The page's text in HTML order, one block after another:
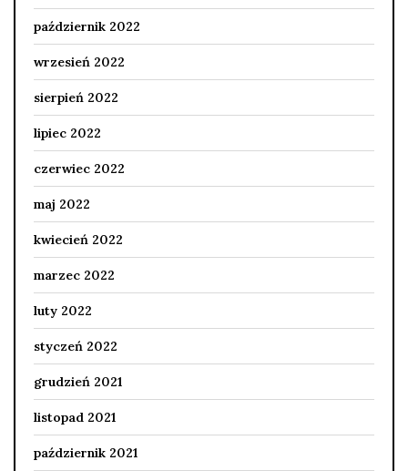
październik 2022
wrzesień 2022
sierpień 2022
lipiec 2022
czerwiec 2022
maj 2022
kwiecień 2022
marzec 2022
luty 2022
styczeń 2022
grudzień 2021
listopad 2021
październik 2021